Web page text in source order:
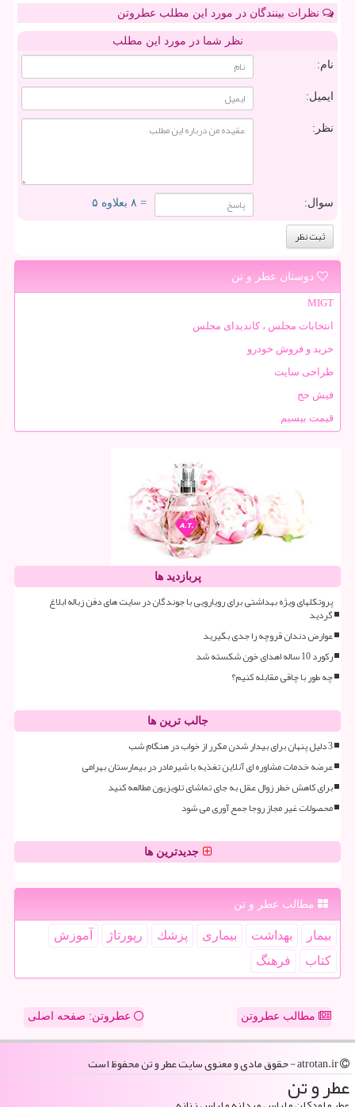
نظرات بینندگان در مورد این مطلب عطروتن
نظر شما در مورد این مطلب
نام:
ایمیل:
نظر:
سوال: = ۸ بعلاوه ۵
دوستان عطر و تن
MIGT
انتخابات مجلس ، کاندیدای مجلس
خرید و فروش خودرو
طراحی سایت
فیش حج
قیمت بیسیم
پربازدید ها
پروتکلهای ویژه بهداشتی برای رویارویی با جوندگان در سایت های دفن زباله ابلاغ
گردید
عوارض دندان قروچه را جدی بگیرید
رکورد 10 ساله اهدای خون شکسته شد
چه طور با چاقی مقابله کنیم؟
جالب ترین ها
3 دلیل پنهان برای بیدار شدن مکرر از خواب در هنگام شب
عرضه خدمات مشاوره ای آنلاین تغذیه با شیرمادر در بیمارستان بهرامی
برای کاهش خطر زوال عقل به جای تماشای تلویزیون مطالعه کنید
محصولات غیر مجاز روجا جمع آوری می شود
جدیدترین ها
مطالب عطر و تن
بیمار بهداشت بیماری پزشك رپورتاژ
آموزش
كتاب
فرهنگ
مطالب عطروتن عطروتن: صفحه اصلی
عطر و تن